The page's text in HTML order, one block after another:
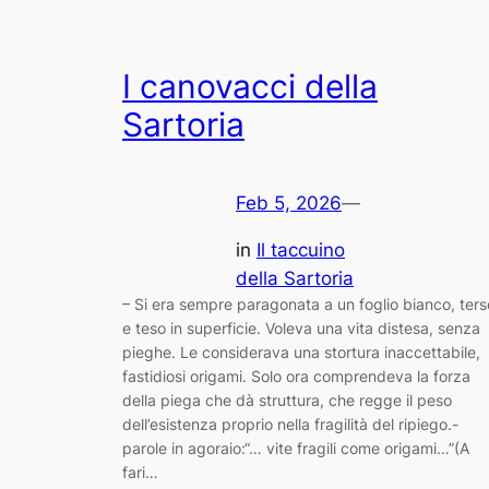
I canovacci della
Sartoria
Feb 5, 2026—
in Il taccuino
della Sartoria
– Si era sempre paragonata a un foglio bianco,
e teso in superficie. Voleva una vita distesa, senza
pieghe. Le considerava una stortura inaccettabile,
fastidiosi origami. Solo ora comprendeva la forza
della piega che dà struttura, che regge il peso
dell’esistenza proprio nella fragilità del ripiego.-
parole in agoraio:“… vite fragili come origami…”(A
fari…